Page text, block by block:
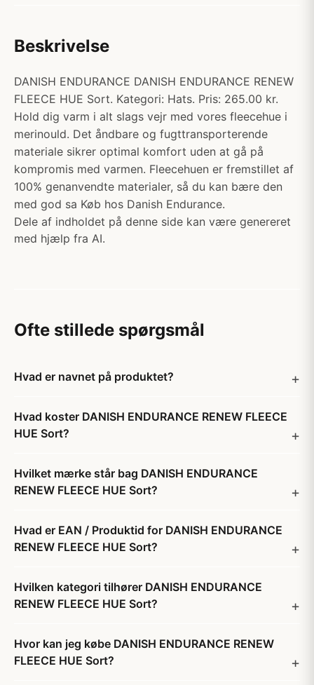
Beskrivelse
DANISH ENDURANCE DANISH ENDURANCE RENEW
FLEECE HUE Sort. Kategori: Hats. Pris: 265.00 kr.
Hold dig varm i alt slags vejr med vores fleecehue i
merinould. Det åndbare og fugttransporterende
materiale sikrer optimal komfort uden at gå på
kompromis med varmen. Fleecehuen er fremstillet af
100% genanvendte materialer, så du kan bære den
med god sa Køb hos Danish Endurance.
Dele af indholdet på denne side kan være genereret
med hjælp fra AI.
Ofte stillede spørgsmål
Hvad er navnet på produktet?
Hvad koster DANISH ENDURANCE RENEW FLEECE
HUE Sort?
Hvilket mærke står bag DANISH ENDURANCE
RENEW FLEECE HUE Sort?
Hvad er EAN / Produktid for DANISH ENDURANCE
RENEW FLEECE HUE Sort?
Hvilken kategori tilhører DANISH ENDURANCE
RENEW FLEECE HUE Sort?
Hvor kan jeg købe DANISH ENDURANCE RENEW
FLEECE HUE Sort?